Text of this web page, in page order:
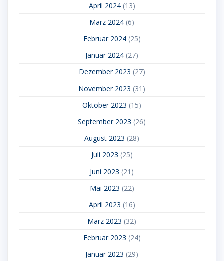
April 2024(13)
März 2024 (6)
Februar 2024(25)
Januar 2024 (27)
Dezember 2023 (27)
November 2023 (31)
Oktober 2023 (15)
September 2023 (26)
August 2023 (28)
Juli 2023 (25)
Juni 2023 (21)
Mai 2023 (22)
April 2023 (16)
März 2023 (32)
Februar 2023 (24)
Januar 2023 (29)